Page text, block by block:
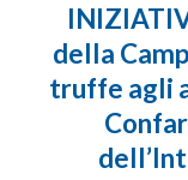
della
truffe agli